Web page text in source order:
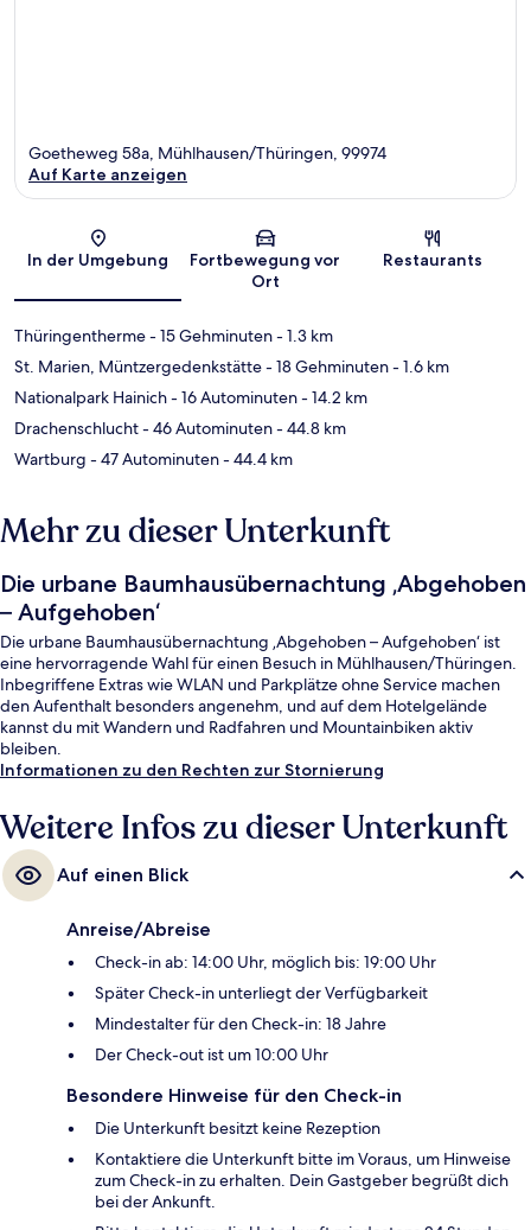
Karte
Goetheweg 58a, Mühlhausen/Thüringen, 99974
Auf Karte anzeigen
In der Umgebung
Fortbewegung vor
Ort
Restaurants
Thüringentherme- 15 Gehminuten- 1.3 km
St. Marien, Müntzergedenkstätte- 18 Gehminuten- 1.6 km
Nationalpark Hainich- 16 Autominuten- 14.2 km
Drachenschlucht- 46 Autominuten- 44.8 km
Wartburg - 47 Autominuten- 44.4 km
Mehr zu dieser Unterkunft
Die urbane Baumhausübernachtung ‚Abgehoben
– Aufgehoben‘
Die urbane Baumhausübernachtung ‚Abgehoben – Aufgehoben‘ ist
eine hervorragende Wahl für einen Besuch in Mühlhausen/Thüringen.
Inbegriffene Extras wie WLAN und Parkplätze ohne Service machen
den Aufenthalt besonders angenehm, und auf dem Hotelgelände
kannst du mit Wandern und Radfahren und Mountainbiken aktiv
bleiben.
Informationen zu den Rechten zur Stornierung
Weitere Infos zu dieser Unterkunft
Auf einen Blick
Anreise/Abreise
Check-in ab: 14:00 Uhr, möglich bis: 19:00 Uhr
Später Check-in unterliegt der Verfügbarkeit
Mindestalter für den Check-in: 18 Jahre
Der Check-out ist um 10:00 Uhr
Besondere Hinweise für den Check-in
Die Unterkunft besitzt keine Rezeption
Kontaktiere die Unterkunft bitte im Voraus, um Hinweise
zum Check-in zu erhalten. Dein Gastgeber begrüßt dich
bei der Ankunft.